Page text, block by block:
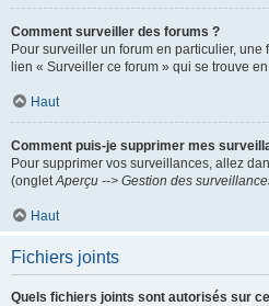
Comment surveiller des forums ?
Pour surveiller un forum en particulier,
lien « Surveiller ce forum » qui se trouve
Haut
Comment puis-je supprimer mes
Pour supprimer vos surveillances, allez
(ongletAperçu --> Gestion des
Haut
Fichiers joints
Quels fichiers joints sont autorisés sur